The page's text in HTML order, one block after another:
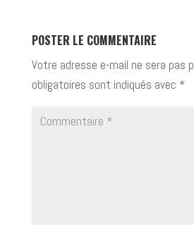
POSTER LE COMMENTAIRE
Votre adresse e-mail ne sera pas
obligatoires sont indiqués avec *